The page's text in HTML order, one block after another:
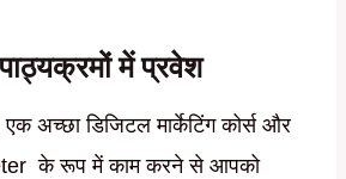
में प्रवेश
अच्छा डिजिटल मार्केटिंग कोर्स और
के रूप में काम करने से आपको